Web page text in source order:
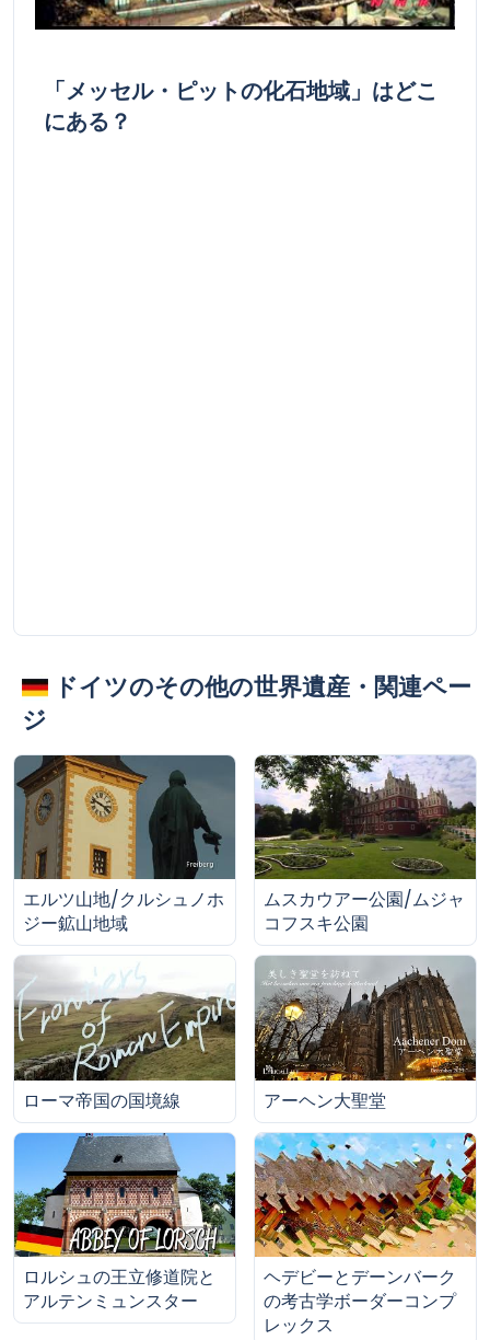
「メッセル・ピットの化石地域」はどこ
にある？
ドイツのその他の世界遺産・関連ペー
ジ
エルツ山地/クルシュノホ
ジー鉱山地域
ムスカウアー公園/ムジャ
コフスキ公園
ローマ帝国の国境線 アーヘン大聖堂
ロルシュの王立修道院と
アルテンミュンスター
ヘデビーとデーンバーク
の考古学ボーダーコンプ
レックス